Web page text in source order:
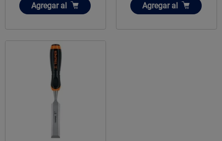
Añadir
Agregar al
Añadir
Agregar al